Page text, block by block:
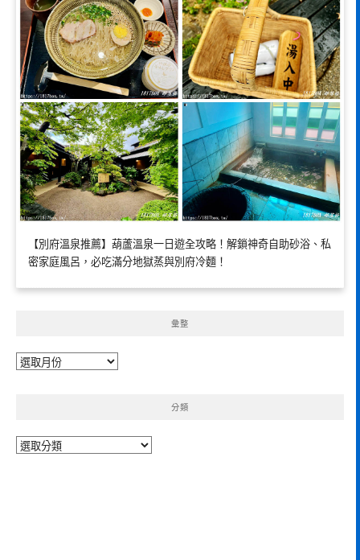
【別府溫泉推薦】葫蘆溫泉一日遊全攻略！解鎖神奇自助砂浴、私
密家庭風呂，必吃滿分地獄蒸與別府冷麵！
彙整
彙
分類
分